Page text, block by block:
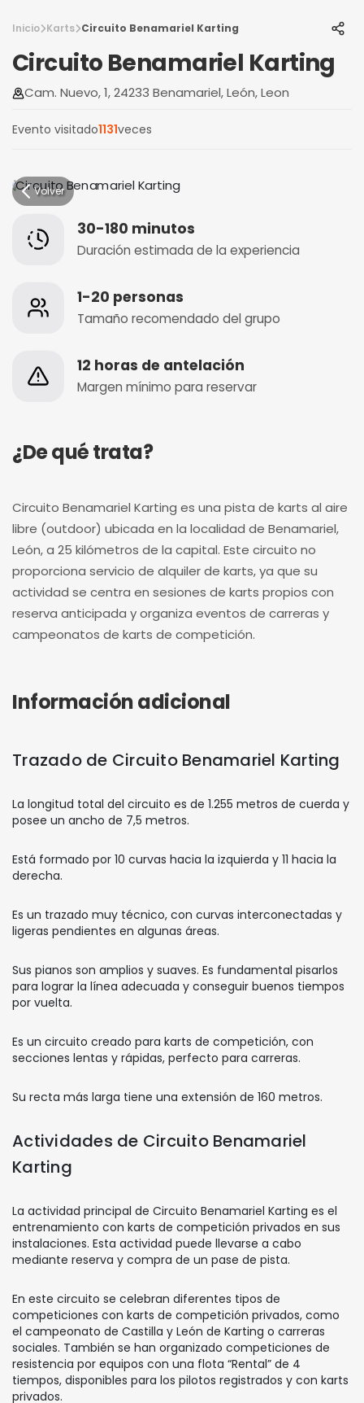
Inicio Karts Circuito Benamariel Karting
Circuito Benamariel Karting
Cam. Nuevo, 1, 24233 Benamariel, León, Leon
Evento visitado1131veces
Volver
30-180 minutos
Duración estimada de la experiencia
1-20 personas
Tamaño recomendado del grupo
12 horas de antelación
Margen mínimo para reservar
¿De qué trata?
Circuito Benamariel Karting es una pista de karts al aire
libre (outdoor) ubicada en la localidad de Benamariel,
León, a 25 kilómetros de la capital. Este circuito no
proporciona servicio de alquiler de karts, ya que su
actividad se centra en sesiones de karts propios con
reserva anticipada y organiza eventos de carreras y
campeonatos de karts de competición.
Información adicional
Trazado de Circuito Benamariel Karting
La longitud total del circuito es de 1.255 metros de cuerda y
posee un ancho de 7,5 metros.
Está formado por 10 curvas hacia la izquierda y 11 hacia la
derecha.
Es un trazado muy técnico, con curvas interconectadas y
ligeras pendientes en algunas áreas.
Sus pianos son amplios y suaves. Es fundamental pisarlos
para lograr la línea adecuada y conseguir buenos tiempos
por vuelta.
Es un circuito creado para karts de competición, con
secciones lentas y rápidas, perfecto para carreras.
Su recta más larga tiene una extensión de 160 metros.
Actividades de Circuito Benamariel
Karting
La actividad principal de Circuito Benamariel Karting es el
entrenamiento con karts de competición privados en sus
instalaciones. Esta actividad puede llevarse a cabo
mediante reserva y compra de un pase de pista.
En este circuito se celebran diferentes tipos de
competiciones con karts de competición privados, como
el campeonato de Castilla y León de Karting o carreras
sociales. También se han organizado competiciones de
resistencia por equipos con una flota “Rental” de 4
tiempos, disponibles para los pilotos registrados y con karts
privados.